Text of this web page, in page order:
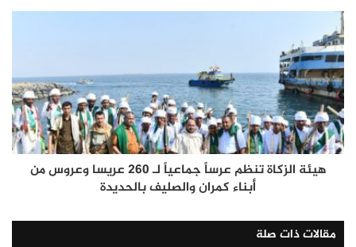
هيئة الزكاة تنظم عرساً جماعياً لـ 260 عريسا وعروس من
أبناء كمران والصليف بالحديدة
مقالات ذات صلة